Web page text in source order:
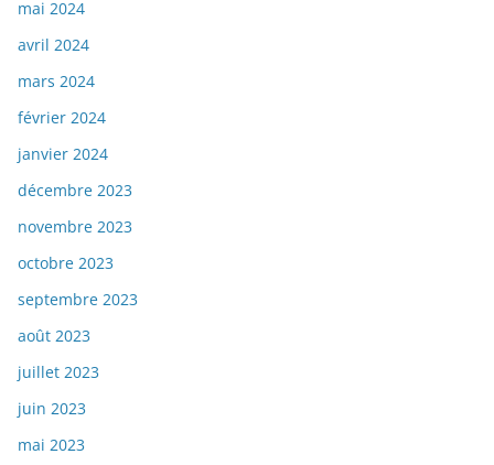
mai 2024
avril 2024
mars 2024
février 2024
janvier 2024
décembre 2023
novembre 2023
octobre 2023
septembre 2023
août 2023
juillet 2023
juin 2023
mai 2023